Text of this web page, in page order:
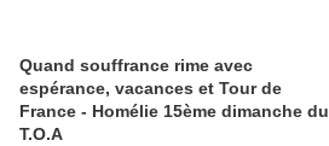
Quand souffrance rime avec
espérance, vacances et Tour de
France - Homélie 15ème dimanche du
T.O.A